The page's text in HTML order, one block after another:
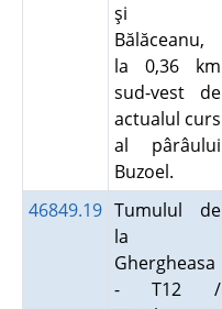
şi
Bălăceanu,
la 0,36 km
sud-vest de
actualul curs
al pârâului
Buzoel.
46849.19 Tumulul de
la
Ghergheasa
- T12 /